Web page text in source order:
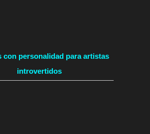
con personalidad para artistas
introvertidos